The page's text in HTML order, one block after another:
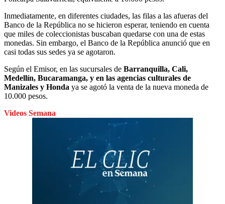
Inmediatamente, en diferentes ciudades, las filas a las afueras del
Banco de la República no se hicieron esperar, teniendo en cuenta
que miles de coleccionistas buscaban quedarse con una de estas
monedas. Sin embargo, el Banco de la República anunció que en
casi todas sus sedes ya se agotaron.
Según el Emisor, en las sucursales de Barranquilla, Cali,
Medellín, Bucaramanga, y en las agencias culturales de
Manizales y Honda ya se agotó la venta de la nueva moneda de
10.000 pesos.
Videos Semana